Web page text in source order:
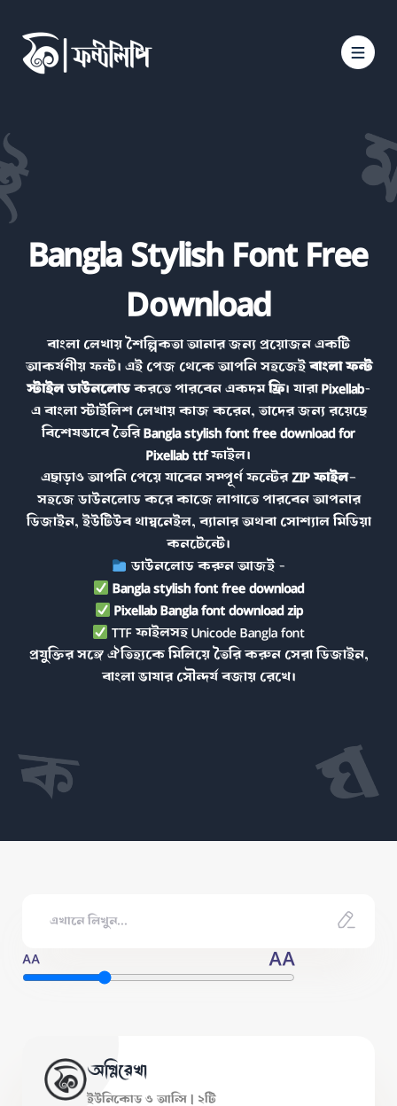
Bangla Stylish Font Free
Download
বাংলা লেখায় শৈল্পিকতা আনার জন্য প্রয়োজন একটি
আকর্ষণীয় ফন্ট। এই পেজ থেকে আপনি সহজেইবাংলা ফন্ট
স্টাইল ডাউনলোডকরতে পারবেন একদমফ্রি। যারাPixellab-
এ বাংলা স্টাইলিশ লেখায় কাজ করেন, তাদের জন্য রয়েছে
বিশেষভাবে তৈরিBangla stylish font free download for
Pixellab ttfফাইল।
এছাড়াও আপনি পেয়ে যাবেন সম্পূর্ণ ফন্টেরZIP ফাইল—
সহজে ডাউনলোড করে কাজে লাগাতে পারবেন আপনার
ডিজাইন, ইউটিউব থাম্বনেইল, ব্যানার অথবা সোশ্যাল মিডিয়া
কনটেন্টে।
ডাউনলোড করুন আজই –
Bangla stylish font free download
Pixellab Bangla font download zip
TTF ফাইলসহUnicode Bangla font
প্রযুক্তির সঙ্গে ঐতিহ্যকে মিলিয়ে তৈরি করুন সেরা ডিজাইন,
বাংলা ভাষার সৌন্দর্য বজায় রেখে।
AA AA
অগ্নিরেখা
ইউনিকোড ও আন্সি | ২টি